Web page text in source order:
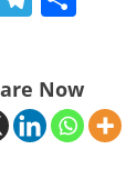
Now